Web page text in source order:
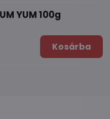
YUM 100g
Kosárba